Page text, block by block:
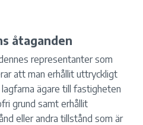
åtaganden
representanter som
att man erhållit uttryckligt
ägare till fastigheten
grund samt erhållit
eller andra tillstånd som är